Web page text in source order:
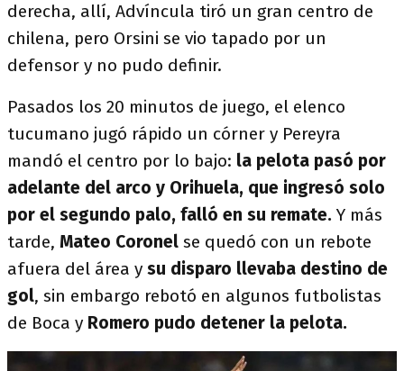
derecha, allí, Advíncula tiró un gran centro de
chilena, pero Orsini se vio tapado por un
defensor y no pudo definir.
Pasados los 20 minutos de juego, el elenco
tucumano jugó rápido un córner y Pereyra
mandó el centro por lo bajo: la pelota pasó por
adelante del arco y Orihuela, que ingresó solo
por el segundo palo, falló en su remate. Y más
tarde, Mateo Coronel se quedó con un rebote
afuera del área y su disparo llevaba destino de
gol, sin embargo rebotó en algunos futbolistas
de Boca y Romero pudo detener la pelota.